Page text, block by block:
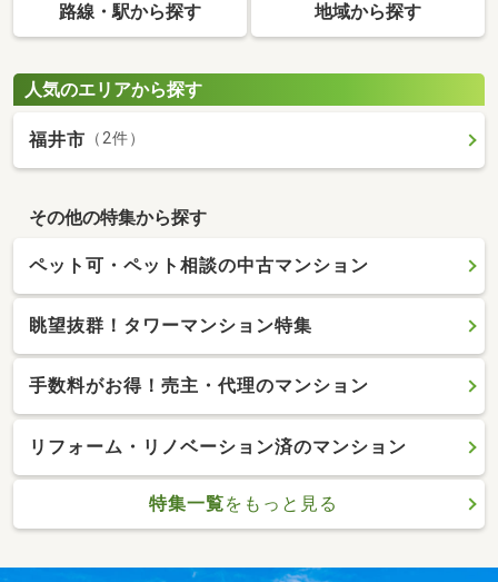
路線・駅から探す 地域から探す
人気のエリアから探す
福井市 （2件）
その他の特集から探す
ペット可・ペット相談の中古マンション
眺望抜群！タワーマンション特集
手数料がお得！売主・代理のマンション
リフォーム・リノベーション済のマンション
特集一覧をもっと見る